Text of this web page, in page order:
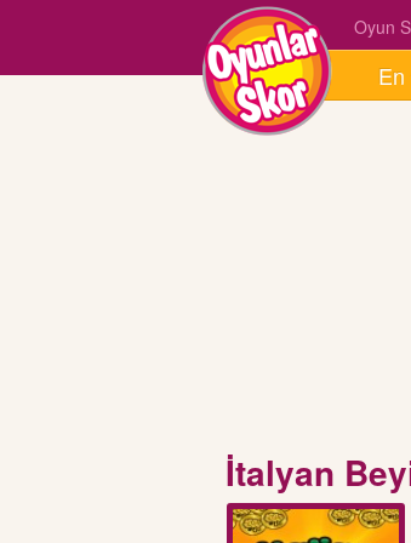
Oyun
İtalyan